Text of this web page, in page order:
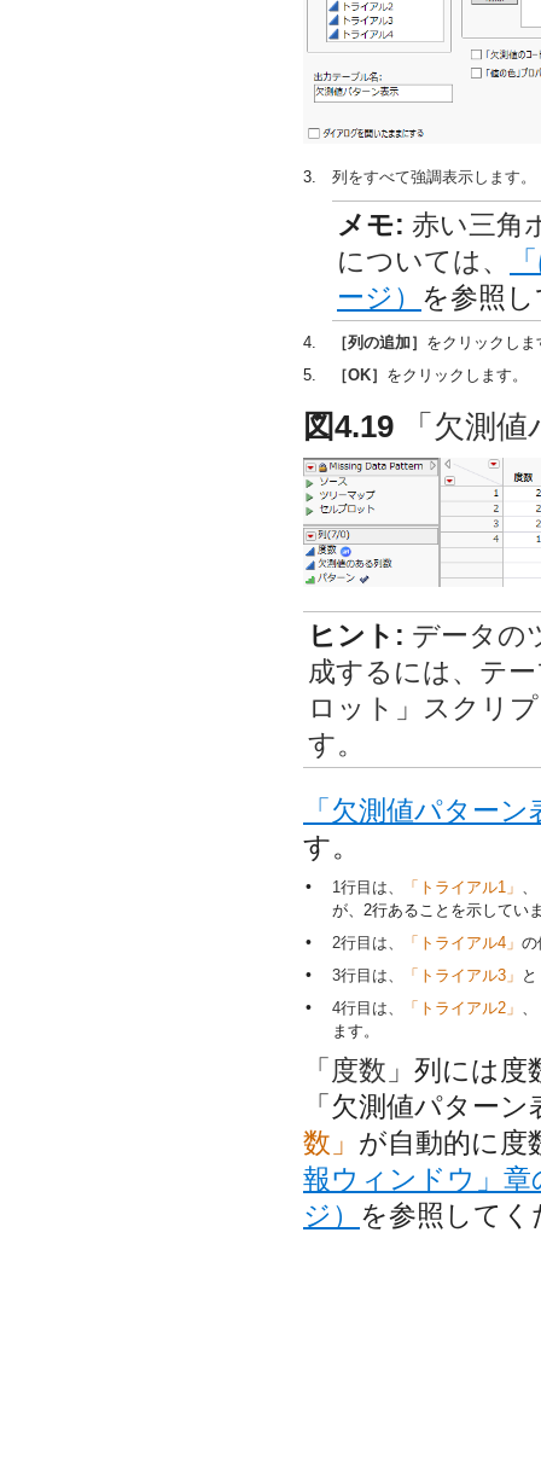
3. 列をすべて強調表示します。
メモ: 赤い三角
については、
ージ） を参照
4. ［列の追加］ をクリックしま
5.
［OK］ をクリックします。
図4.19 「欠測
ヒント: データの
成するには、テ
ロット」スクリ
す。
「欠測値パター
す。
• 1行目は、 「トライアル1」 、
が、2行あることを示してい
• 2行目は、 「トライアル4」 の
• 3行目は、 「トライアル3」 と
• 4行目は、 「トライアル2」 、
ます。
「度数」 列には度
「欠測値パター
数」 が自動的に度
報ウィンドウ」章
ジ） を参照してく